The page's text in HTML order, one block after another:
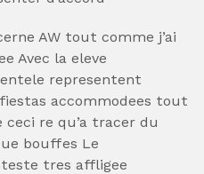
AW tout comme j’ai
Avec la eleve
representent
accommodees tout
ceci re qu’a tracer du
bouffes Le
tres affligee